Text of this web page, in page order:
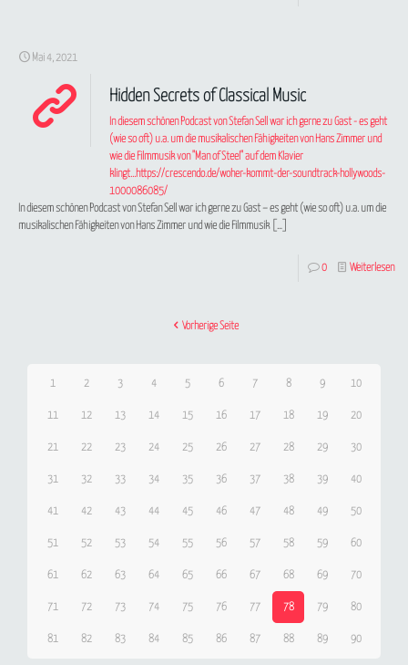
Mai 4, 2021
Hidden Secrets of Classical Music
In diesem schönen Podcast von Stefan Sell war ich gerne zu Gast - es geht
(wie so oft) u.a. um die musikalischen Fähigkeiten von Hans Zimmer und
wie die Filmmusik von "Man of Steel" auf dem Klavier
klingt...https://crescendo.de/woher-kommt-der-soundtrack-hollywoods-
1000086085/
In diesem schönen Podcast von Stefan Sell war ich gerne zu Gast – es geht (wie so oft) u.a. um die
musikalischen Fähigkeiten von Hans Zimmer und wie die Filmmusik[…]
0 Weiterlesen
Vorherige Seite
1 2 3 4 5 6 7 8 9 10
11 12 13 14 15 16 17 18 19 20
21 22 23 24 25 26 27 28 29 30
31 32 33 34 35 36 37 38 39 40
41 42 43 44 45 46 47 48 49 50
51 52 53 54 55 56 57 58 59 60
61 62 63 64 65 66 67 68 69 70
71 72 73 74 75 76 77 78 79 80
81 82 83 84 85 86 87 88 89 90